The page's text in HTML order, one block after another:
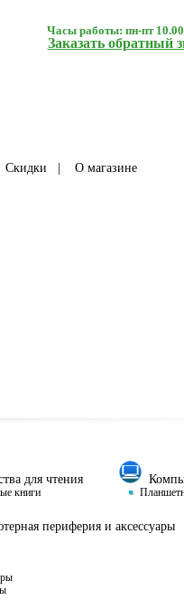
Часы работы: пн-пт
Заказать обратный
Скидки О магазине
для чтения
книги
периферия и аксессуары